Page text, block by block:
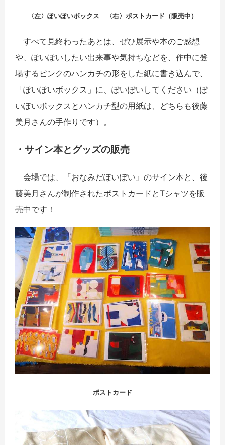
〈左〉ぽいぽいボックス 〈右〉ポストカード（販売中）
すべて見終わったあとは、ぜひ展示や本のご感想
や、ぽいぽいしたい出来事や気持ちなどを、作中に登
場するピンクのハンカチの形をした紙に書き込んで、
「ぽいぽいボックス」に、ぽいぽいしてください（ぽ
いぽいボックスとハンカチ型の用紙は、どちらも後藤
美月さんの手作りです）。
・サイン本とグッズの販売
会場では、『おなみだぽいぽい』のサイン本と、後
藤美月さんが制作されたポストカードとTシャツを販
売中です！
ポストカード